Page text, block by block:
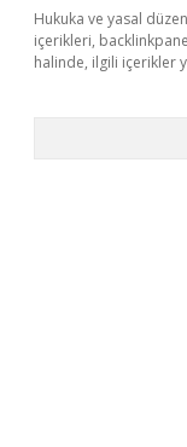
Hukuka ve yasal
içerikleri,
halinde, ilgili içerikler